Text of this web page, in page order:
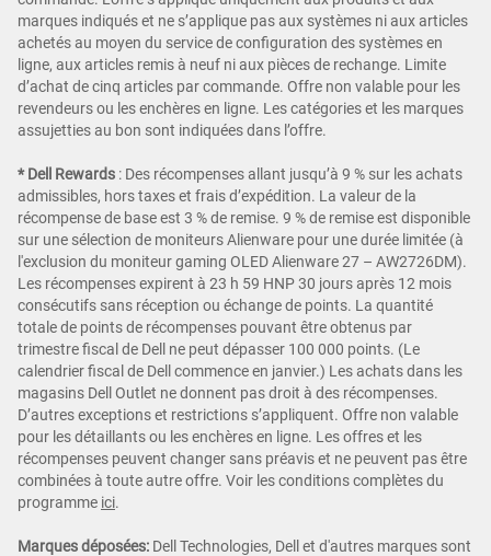
marques indiqués et ne s’applique pas aux systèmes ni aux articles
achetés au moyen du service de configuration des systèmes en
ligne, aux articles remis à neuf ni aux pièces de rechange. Limite
d’achat de cinq articles par commande. Offre non valable pour les
revendeurs ou les enchères en ligne. Les catégories et les marques
assujetties au bon sont indiquées dans l’offre.
* Dell Rewards : Des récompenses allant jusqu’à 9 % sur les achats
admissibles, hors taxes et frais d’expédition. La valeur de la
récompense de base est 3 % de remise. 9 % de remise est disponible
sur une sélection de moniteurs Alienware pour une durée limitée (à
l'exclusion du moniteur gaming OLED Alienware 27 – AW2726DM).
Les récompenses expirent à 23 h 59 HNP 30 jours après 12 mois
consécutifs sans réception ou échange de points. La quantité
totale de points de récompenses pouvant être obtenus par
trimestre fiscal de Dell ne peut dépasser 100 000 points. (Le
calendrier fiscal de Dell commence en janvier.) Les achats dans les
magasins Dell Outlet ne donnent pas droit à des récompenses.
D’autres exceptions et restrictions s’appliquent. Offre non valable
pour les détaillants ou les enchères en ligne. Les offres et les
récompenses peuvent changer sans préavis et ne peuvent pas être
combinées à toute autre offre. Voir les conditions complètes du
programme ici.
Marques déposées: Dell Technologies, Dell et d'autres marques sont